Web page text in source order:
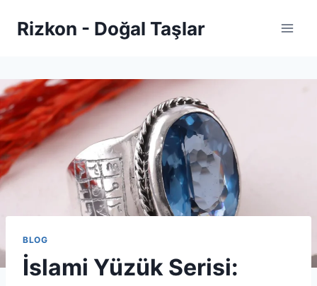
Rizkon - Doğal Taşlar
BLOG
İslami Yüzük Serisi: